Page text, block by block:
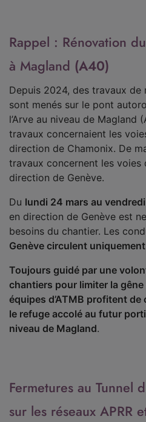
Rappel : Rénovation
à Magland (A40)
Depuis 2024, des travaux
sont menés sur le pont
l’Arve au niveau de Magland
travaux concernaient les
direction de Chamonix. De
travaux concernent les voies
direction de Genève.
Du lundi 24 mars au
en direction de Genève est
besoins du chantier. Les
Genève circulent
Toujours guidé par une
chantiers pour limiter la
équipes d’ATMB profitent
le refuge accolé au futur
niveau de Magland.
Fermetures au Tunnel
sur les réseaux APRR